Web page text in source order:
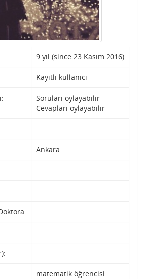
9 yıl (since 23 Kasım 2016)
Kayıtlı kullanıcı
Soruları oylayabilir
Cevapları oylayabilir
Ankara
matematik öğrencisi